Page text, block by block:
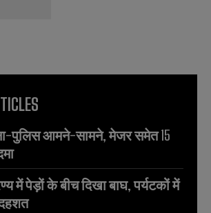
पुलिस आमने-सामने, मेजर समेत 15
में पेड़ों के बीच दिखा बाघ, पर्यटकों में